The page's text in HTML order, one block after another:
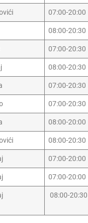
07:00-20:00
08:00-20:30
07:00-20:30
08:00-20:30
07:00-20:30
07:00-20:30
08:00-20:00
08:00-20:30
07:00-20:00
07:00-20:00
08:00-20:30